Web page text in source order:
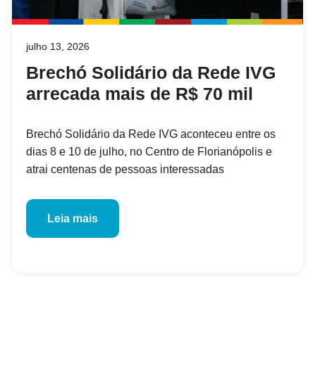
julho 13, 2026
Brechó Solidário da Rede IVG
arrecada mais de R$ 70 mil
Brechó Solidário da Rede IVG aconteceu entre os
dias 8 e 10 de julho, no Centro de Florianópolis e
atrai centenas de pessoas interessadas
Leia mais